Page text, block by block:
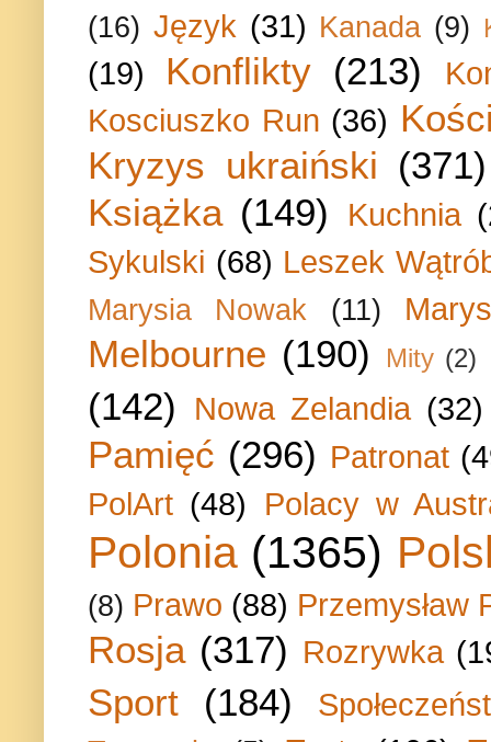
(16) Język (31) Kanada (9)
(19) Konflikty (213)
Kosciuszko Run (36)
Kryzys ukraiński (371)
Książka (149) Kuchnia
Sykulski (68) Leszek
Marysia Nowak (11)
Melbourne (190) Mity (2)
(142) Nowa Zelandia (32)
Pamięć (296) Patronat
PolArt (48) Polacy w
Polonia (1365)
(8) Prawo (88) Przemysław
Rosja (317) Rozrywka
Sport (184)